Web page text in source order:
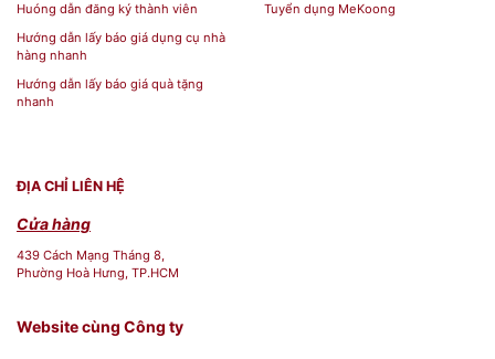
Mua Đồ Dùng Nhà Hàng Quà
Tặng tại Siêu Thị Mekoong
Longđẳng cấp quốc tế để khẳng định phong
cách riêng hoặc làm
cấp?Siêu Thị Mekoong
cấp các dòng sản phẩm
và giá thành cạnh tranh nhất thị trường.
Huóng dẫn đăng ký thành viên
Hướng dẫn lấy báo giá dụng cụ nhà
hàng nhanh
Hướng dẫn lấy báo giá quà tặng
nhanh
Tuyển dụng MeKoong
ĐỊA CHỈ LIÊN HỆ
Cửa hàng
439 Cách Mạng Tháng 8,
Phường Hoà Hưng, TP.HCM
Website cùng Công ty